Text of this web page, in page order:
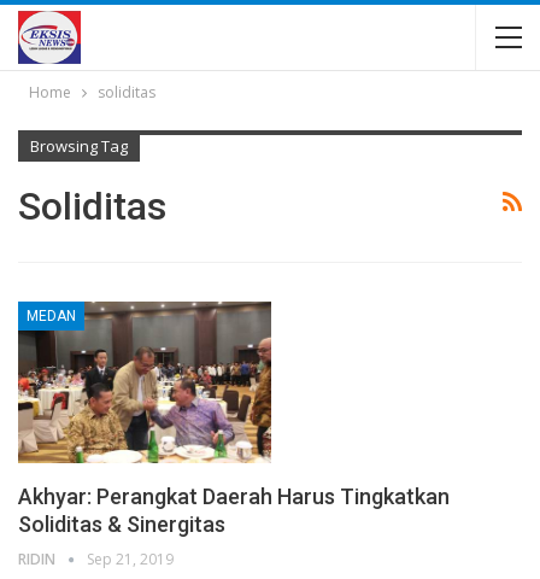
Home soliditas
Browsing Tag
Soliditas
MEDAN
Akhyar: Perangkat Daerah Harus Tingkatkan
Soliditas & Sinergitas
RIDIN Sep 21, 2019